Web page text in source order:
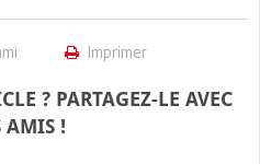
Imprimer
? PARTAGEZ-LE AVEC
AMIS !